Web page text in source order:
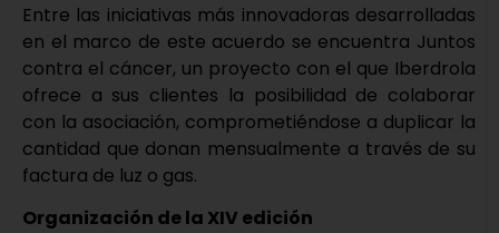
Entre las iniciativas más innovadoras desarrolladas
en el marco de este acuerdo se encuentra Juntos
contra el cáncer, un proyecto con el que Iberdrola
ofrece a sus clientes la posibilidad de colaborar
con la asociación, comprometiéndose a duplicar la
cantidad que donan mensualmente a través de su
factura de luz o gas.
Organización de la XIV edición